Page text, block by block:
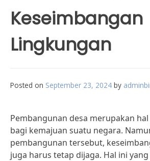
Keseimbangan
Lingkungan
Posted on September 23, 2024 by
Pembangunan desa merupakan
bagi kemajuan suatu negara.
pembangunan tersebut,
juga harus tetap dijaga. Hal ini